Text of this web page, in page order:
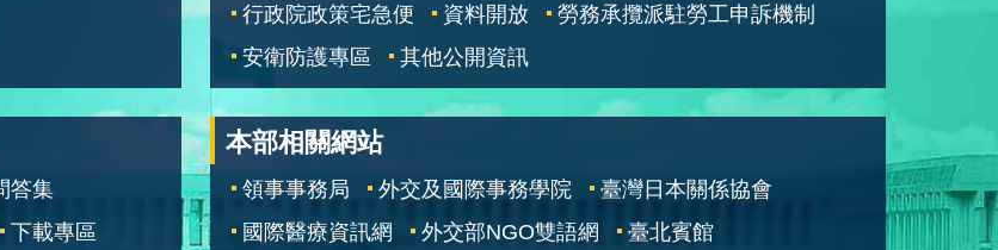
行政院政策宅急便
資料開放
勞務承攬派駐勞工申訴機制
安衛防護專區
其他公開資訊
答集
下載專區
本部相關網站
領事事務局 外交及國際事務學院
臺灣日本關係協會
國際醫療資訊網
外交部NGO雙語網
臺北賓館